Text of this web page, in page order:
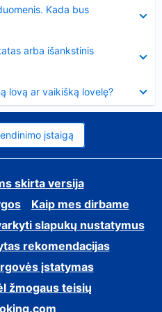
Kada bus
arba išankstinis
lovą ar vaikišką lovelę?
įstaigą
skirta versija
Kaip mes dirbame
slapukų nustatymus
rekomendacijas
įstatymas
žmogaus teisių